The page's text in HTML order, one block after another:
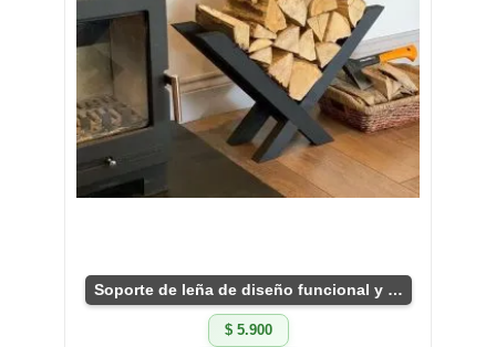
Soporte de leña de diseño funcional y rústico.
$ 5.900